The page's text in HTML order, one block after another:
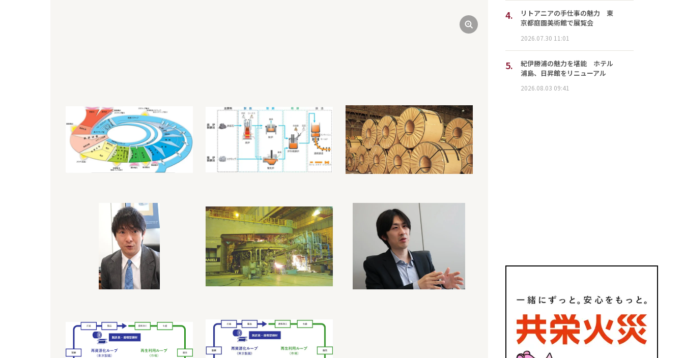
4.
リトアニアの手仕事の魅力 東
京都庭園美術館で展覧会
2026.07.30 11:01
5.
紀伊勝浦の魅力を堪能 ホテル
浦島、日昇館をリニューアル
2026.08.03 09:41